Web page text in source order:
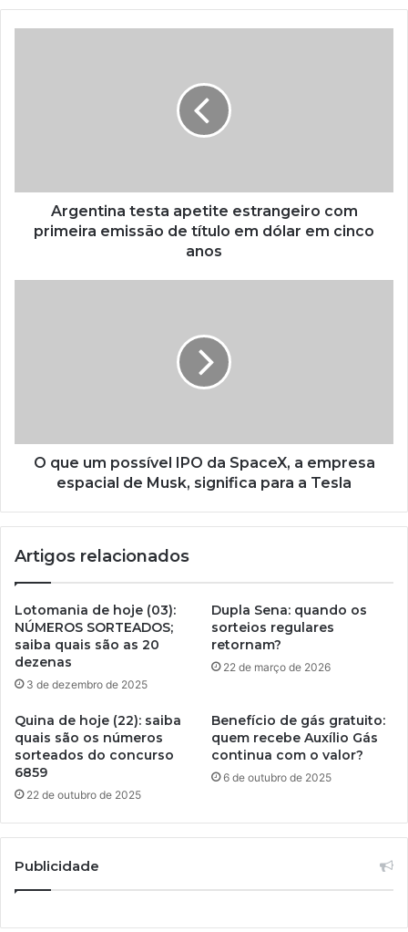
Argentina testa apetite estrangeiro com
primeira emissão de título em dólar em cinco
anos
O que um possível IPO da SpaceX, a empresa
espacial de Musk, significa para a Tesla
Artigos relacionados
Lotomania de hoje (03):
NÚMEROS SORTEADOS;
saiba quais são as 20
dezenas
3 de dezembro de 2025
Dupla Sena: quando os
sorteios regulares
retornam?
22 de março de 2026
Quina de hoje (22): saiba
quais são os números
sorteados do concurso
6859
22 de outubro de 2025
Benefício de gás gratuito:
quem recebe Auxílio Gás
continua com o valor?
6 de outubro de 2025
Publicidade